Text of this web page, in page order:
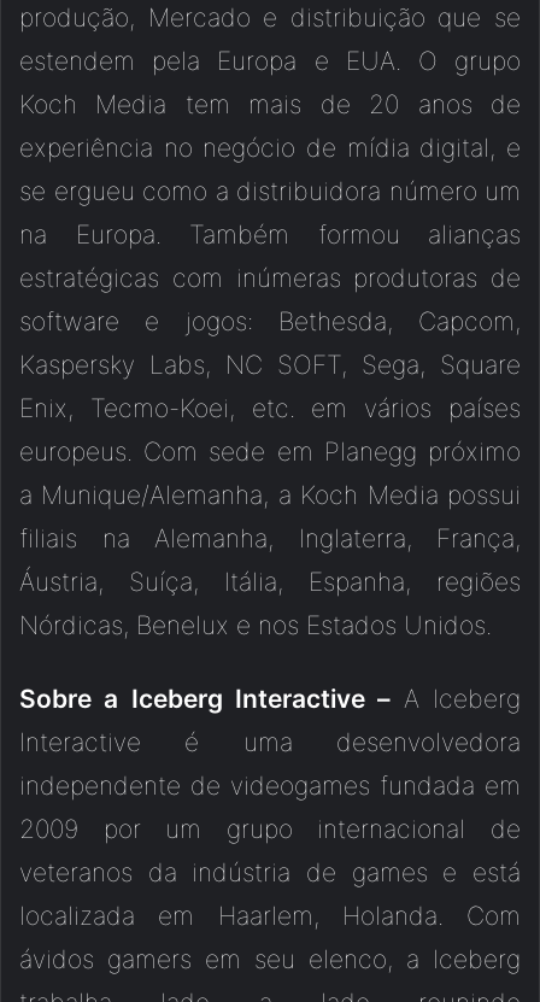
produção, Mercado e distribuição que se
estendem pela Europa e EUA. O grupo
Koch Media tem mais de 20 anos de
experiência no negócio de mídia digital, e
se ergueu como a distribuidora número um
na Europa. Também formou alianças
estratégicas com inúmeras produtoras de
software e jogos: Bethesda, Capcom,
Kaspersky Labs, NC SOFT, Sega, Square
Enix, Tecmo-Koei, etc. em vários países
europeus. Com sede em Planegg próximo
a Munique/Alemanha, a Koch Media possui
filiais na Alemanha, Inglaterra, França,
Áustria, Suíça, Itália, Espanha, regiões
Nórdicas, Benelux e nos Estados Unidos.
Sobre a Iceberg Interactive – A Iceberg
Interactive é uma desenvolvedora
independente de videogames fundada em
2009 por um grupo internacional de
veteranos da indústria de games e está
localizada em Haarlem, Holanda. Com
ávidos gamers em seu elenco, a Iceberg